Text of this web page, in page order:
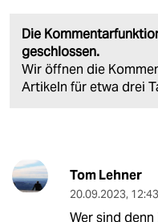
Die
geschlossen.
Wir öffnen die
Artikeln für etwa drei
Tom Lehner
20.09.2023,
Wer sind